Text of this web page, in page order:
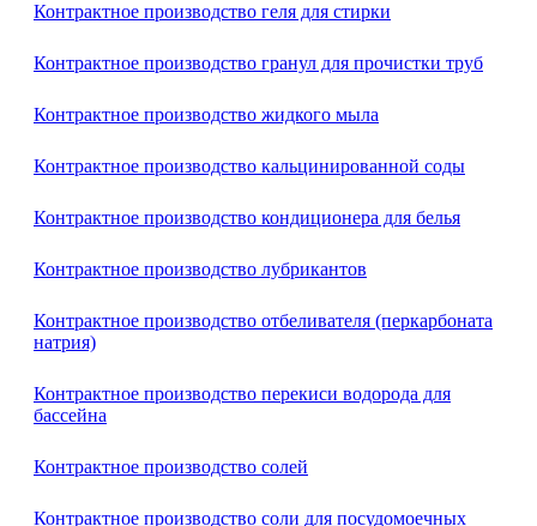
Контрактное производство геля для стирки
Контрактное производство гранул для прочистки труб
Контрактное производство жидкого мыла
Контрактное производство кальцинированной соды
Контрактное производство кондиционера для белья
Контрактное производство лубрикантов
Контрактное производство отбеливателя (перкарбоната
натрия)
Контрактное производство перекиси водорода для
бассейна
Контрактное производство солей
Контрактное производство соли для посудомоечных